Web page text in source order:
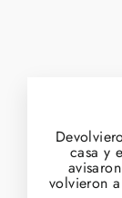
casa y
volvieron